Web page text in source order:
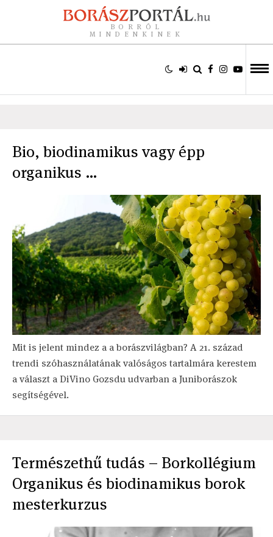
BORRÓL
MINDENKINEK
Bio, biodinamikus vagy épp
organikus …
Mit is jelent mindez a a borászvilágban? A 21. század
trendi szóhasználatának valóságos tartalmára kerestem
a választ a DiVino Gozsdu udvarban a Juniborászok
segítségével.
Természethű tudás – Borkollégium
Organikus és biodinamikus borok
mesterkurzus